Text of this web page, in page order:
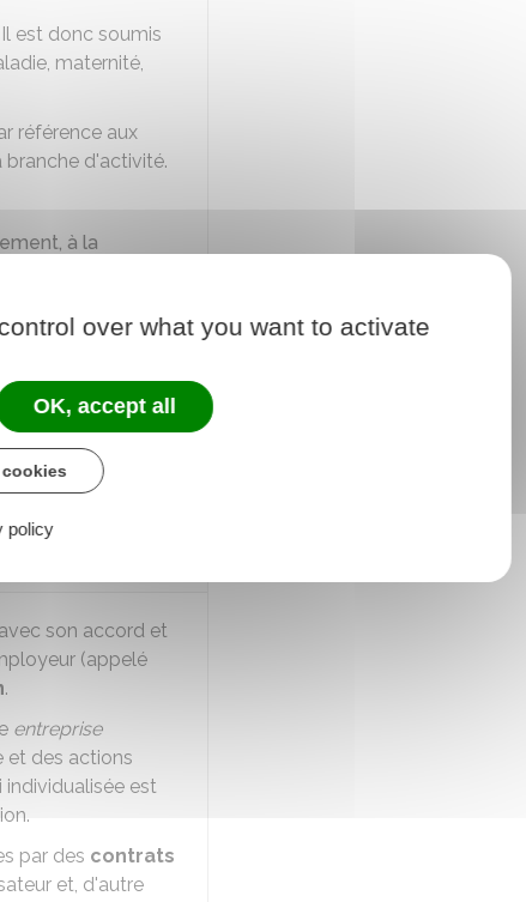
est donc soumis
maternité,
référence aux
d'activité.
à la
vers une
bénéficier
autre
son accord et
(appelé
.
entreprise
et des actions
est
par des contrats
et, d'autre
over what you want to activate
OK, accept all
policy